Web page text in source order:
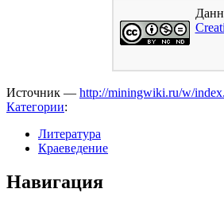
Источник — http://miningwiki.ru/w/
Категории:
Литература
Краеведение
Навигация